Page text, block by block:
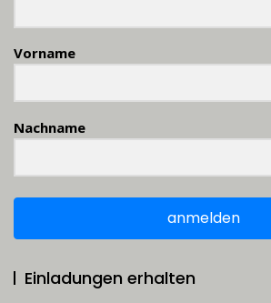
Vorname
Nachname
anmelden
Einladungen erhalten